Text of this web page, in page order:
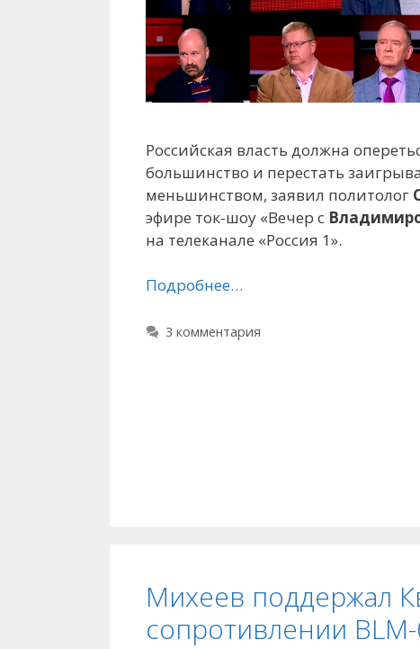
Российская власть должна
большинство и перестать
меньшинством, заявил политолог
эфире ток-шоу «Вечер с
на телеканале «Россия 1».
Подробнее…
3 комментария
Михеев поддержал
сопротивлении